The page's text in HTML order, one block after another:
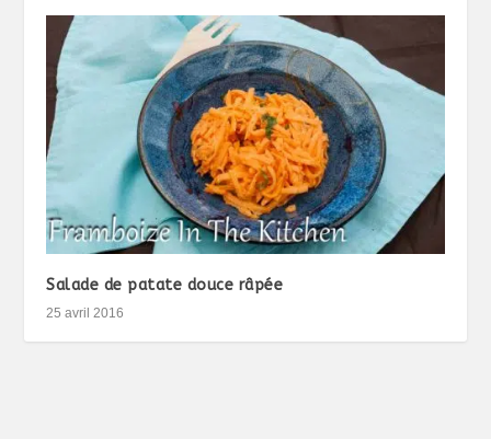
Salade de patate douce râpée
25 avril 2016